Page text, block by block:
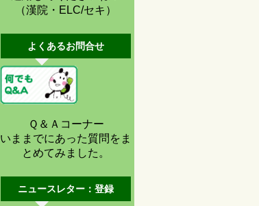
（漢院・ELC/セキ）
よくあるお問合せ
Ｑ＆Ａコーナー
いままでにあった質問をま
とめてみました。
ニュースレター：登録